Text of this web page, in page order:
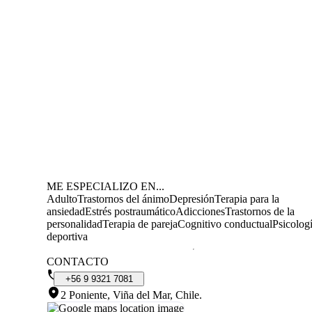
ME ESPECIALIZO EN...
AdultoTrastornos del ánimoDepresiónTerapia para la
ansiedadEstrés postraumáticoAdiccionesTrastornos de la
personalidadTerapia de parejaCognitivo conductual
deportiva
CONTACTO
+56 9 9321 7081
2 Poniente, Viña del Mar, Chile.